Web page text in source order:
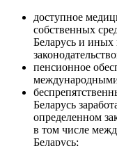
доступное
собственных
Беларусь и
пенсионное
Беларусь
определенном
в том числе
Беларусь;